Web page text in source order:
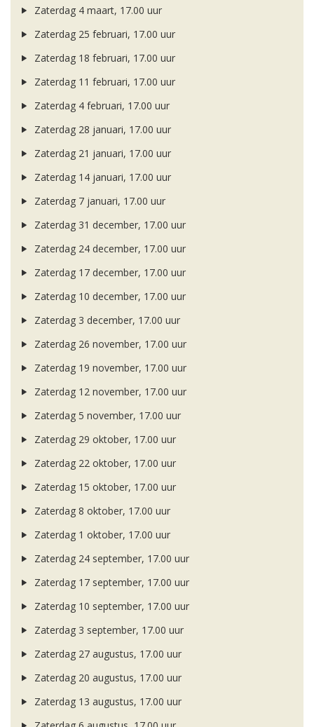
Zaterdag 4 maart, 17.00 uur
Zaterdag 25 februari, 17.00 uur
Zaterdag 18 februari, 17.00 uur
Zaterdag 11 februari, 17.00 uur
Zaterdag 4 februari, 17.00 uur
Zaterdag 28 januari, 17.00 uur
Zaterdag 21 januari, 17.00 uur
Zaterdag 14 januari, 17.00 uur
Zaterdag 7 januari, 17.00 uur
Zaterdag 31 december, 17.00 uur
Zaterdag 24 december, 17.00 uur
Zaterdag 17 december, 17.00 uur
Zaterdag 10 december, 17.00 uur
Zaterdag 3 december, 17.00 uur
Zaterdag 26 november, 17.00 uur
Zaterdag 19 november, 17.00 uur
Zaterdag 12 november, 17.00 uur
Zaterdag 5 november, 17.00 uur
Zaterdag 29 oktober, 17.00 uur
Zaterdag 22 oktober, 17.00 uur
Zaterdag 15 oktober, 17.00 uur
Zaterdag 8 oktober, 17.00 uur
Zaterdag 1 oktober, 17.00 uur
Zaterdag 24 september, 17.00 uur
Zaterdag 17 september, 17.00 uur
Zaterdag 10 september, 17.00 uur
Zaterdag 3 september, 17.00 uur
Zaterdag 27 augustus, 17.00 uur
Zaterdag 20 augustus, 17.00 uur
Zaterdag 13 augustus, 17.00 uur